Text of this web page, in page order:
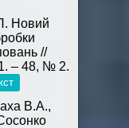
Новий
//
– 48, № 2.
В.А.,